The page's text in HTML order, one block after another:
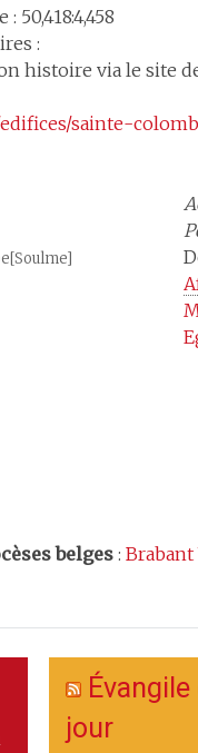
50,418:4,458
:
histoire via le site
sainte-
belges:
Évangile
jour